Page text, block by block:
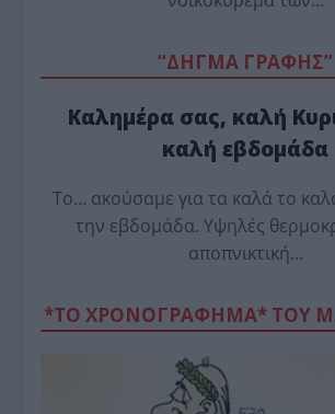
“ΔΗΓΜΑ ΓΡΑΦΗΣ”
Καλημέρα σας, καλή
καλή εβδομάδα
Το… ακούσαμε για τα καλά το
την εβδομάδα. Υψηλές
αποπνικτική…
*ΤΟ ΧΡΟΝΟΓΡΑΦΗΜΑ* ΤΟΥ